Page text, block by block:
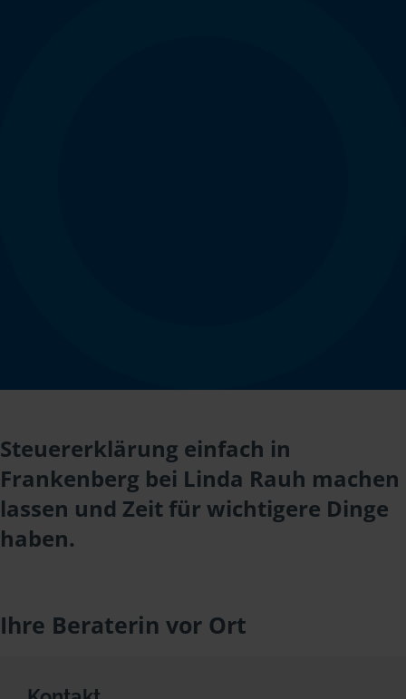
Steuererklärung einfach in
Frankenberg bei Linda Rauh machen
lassen und Zeit für wichtigere Dinge
haben.
Ihre Beraterin vor Ort